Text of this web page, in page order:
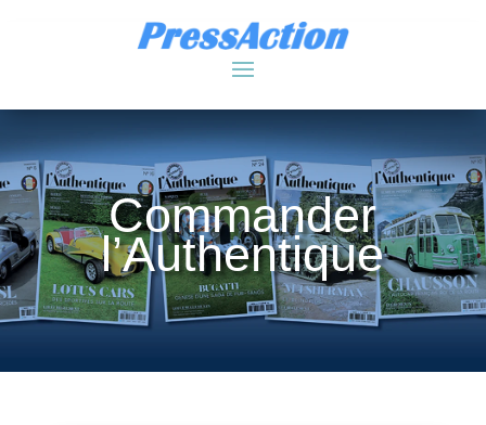
Commander
l’Authentique